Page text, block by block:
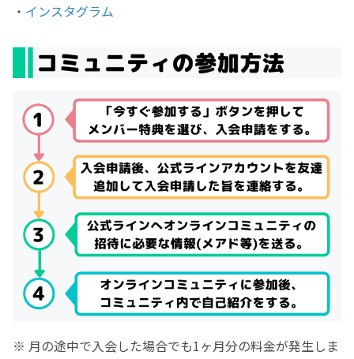
・ インスタグラム
※ 月の途中で入会した場合でも1ヶ月分の料金が発生しま